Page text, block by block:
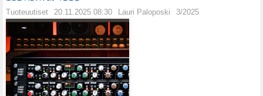
Tuoteuutiset 20.11.2025 08:30 Lauri Paloposki 3/2025